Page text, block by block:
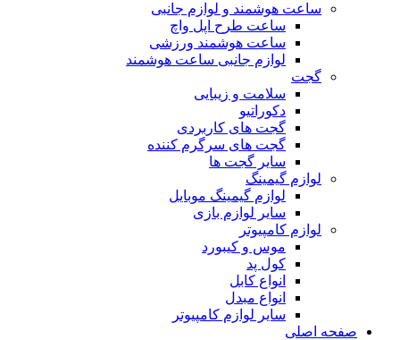
ساعت هوشمند و لوازم جانبی
ساعت طرح اپل واچ
ساعت هوشمند ورزشی
لوازم جانبی ساعت هوشمند
گجت
سلامت و زیبایی
دکوراتیو
گجت های کاربردی
گجت های سرگرم کننده
سایر گجت ها
لوازم گیمینگ
لوازم گیمینگ موبایل
سایر لوازم بازی
لوازم کامپیوتر
موس و کیبورد
کول پد
انواع کابل
انواع مبدل
سایر لوازم کامپیوتر
صفحه اصلی